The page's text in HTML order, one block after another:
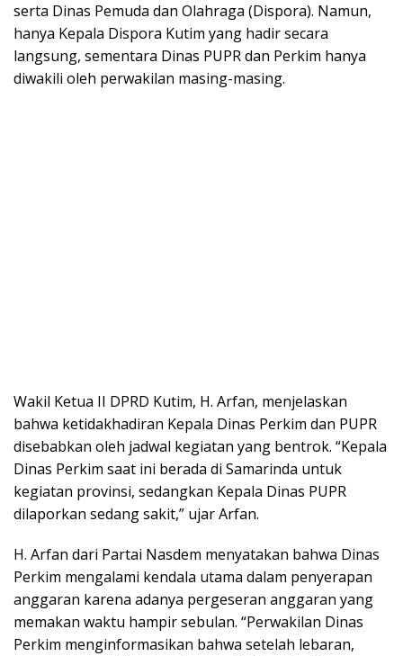
serta Dinas Pemuda dan Olahraga (Dispora). Namun,
hanya Kepala Dispora Kutim yang hadir secara
langsung, sementara Dinas PUPR dan Perkim hanya
diwakili oleh perwakilan masing-masing.
Wakil Ketua II DPRD Kutim, H. Arfan, menjelaskan
bahwa ketidakhadiran Kepala Dinas Perkim dan PUPR
disebabkan oleh jadwal kegiatan yang bentrok. “Kepala
Dinas Perkim saat ini berada di Samarinda untuk
kegiatan provinsi, sedangkan Kepala Dinas PUPR
dilaporkan sedang sakit,” ujar Arfan.
H. Arfan dari Partai Nasdem menyatakan bahwa Dinas
Perkim mengalami kendala utama dalam penyerapan
anggaran karena adanya pergeseran anggaran yang
memakan waktu hampir sebulan. “Perwakilan Dinas
Perkim menginformasikan bahwa setelah lebaran,